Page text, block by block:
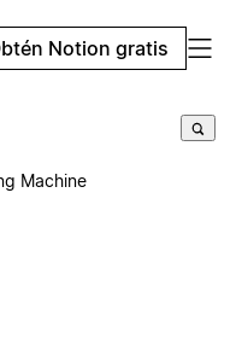
Notion gratis
Machine